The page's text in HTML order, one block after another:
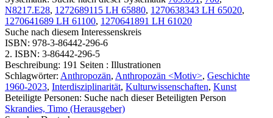
N8217.E28, 1272689115 LH 65880, 1270638343 LH 65020,
1270641689 LH 61100, 1270641891 LH 61020
Suche nach diesem Interessenskreis
ISBN: 978-3-86442-296-6
2. ISBN: 3-86442-296-5
Beschreibung: 191 Seiten : Illustrationen
Schlagwörter: Anthropozän, Anthropozän <Motiv>, Geschichte
1960-2023, Interdisziplinarität, Kulturwissenschaften, Kunst
Beteiligte Personen: Suche nach dieser Beteiligten Person
Skrandies, Timo (Herausgeber)